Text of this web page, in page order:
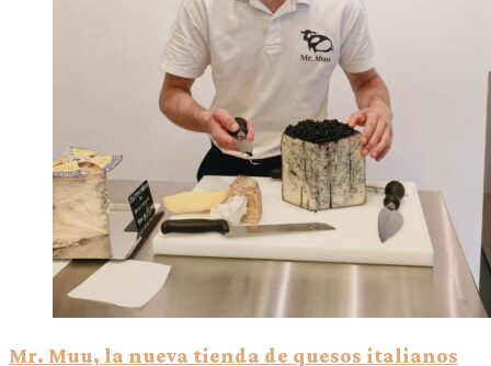
Mr. Muu, la nueva tienda de quesos italianos